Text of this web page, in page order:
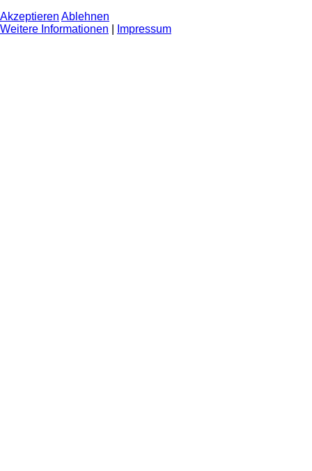
Akzeptieren Ablehnen
Weitere Informationen
Impressum